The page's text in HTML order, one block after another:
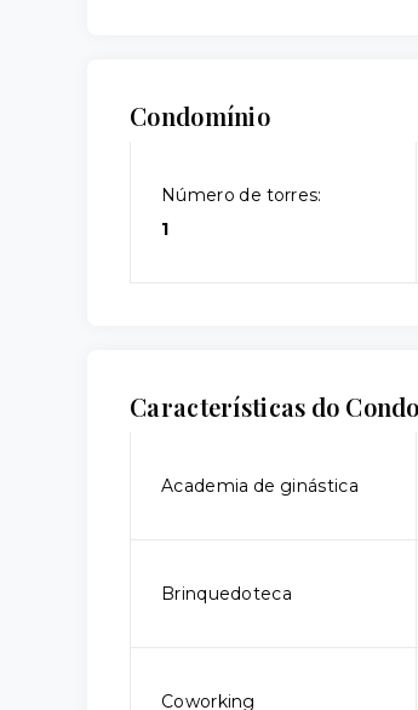
Condomínio
Número de torres:
1
Características do
Academia de ginástica
Brinquedoteca
Coworking